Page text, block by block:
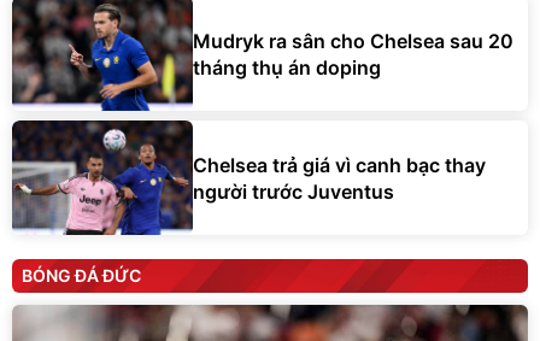
Mudryk ra sân cho Chelsea sau 20
tháng thụ án doping
Chelsea trả giá vì canh bạc thay
người trước Juventus
BÓNG ĐÁ ĐỨC